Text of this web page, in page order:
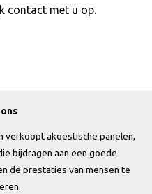
contact met u op.
verkoopt akoestische panelen,
bijdragen aan een goede
de prestaties van mensen te